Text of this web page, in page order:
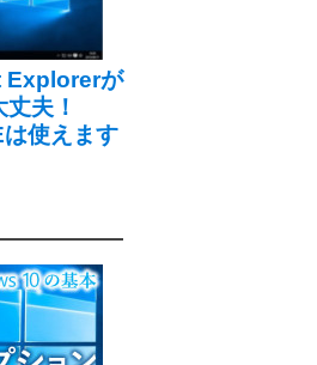
Explorerが
夫！
使えます